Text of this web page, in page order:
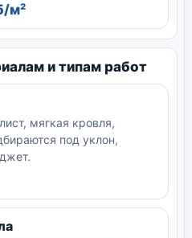
м²
и типам работ
мягкая кровля,
под уклон,